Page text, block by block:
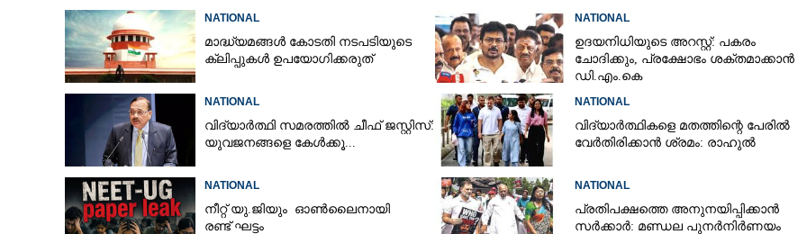
NATIONAL
മാദ്ധ്യമങ്ങൾ കോടതി നടപടിയുടെ
ക്ലിപ്പുകൾ ഉപയോഗിക്കരുത്
NATIONAL
ഉദയനിധിയുടെ അറസ്റ്റ്: പകരം
ചോദിക്കും,​ പ്രക്ഷോഭം ശക്തമാക്കാൻ
ഡി.എം.കെ
NATIONAL
വിദ്യാർത്ഥി സമരത്തിൽ ചീഫ് ജസ്റ്റിസ്:
യുവജനങ്ങളെ കേൾക്കൂ...
NATIONAL
വിദ്യാർത്ഥികളെ മതത്തിന്റെ പേരിൽ
വേർതിരിക്കാൻ ശ്രമം: രാഹുൽ
NATIONAL
നീറ്റ് യു.ജിയും ഓൺലൈനായി
രണ്ട് ഘട്ടം
NATIONAL
പ്രതിപക്ഷത്തെ അനുനയിപ്പിക്കാൻ
സർക്കാർ: മണ്ഡല പുനർനിർണയം
ചീഫ് ജസ്റ്റിസിനെതിരായ പെരുമാറ്റം:
അപലപിച്ച് ഹൈക്കമ്മിഷൻ
Copy Link